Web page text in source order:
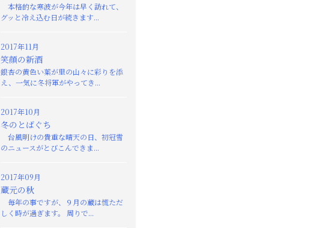
本格的な寒波が今年は早く訪れて、
グッと冷え込む日が続きます...
2017年11月
笑顔の新酒
銀杏の黄色い葉が里の山々に彩りを添
え、一気に冬将軍がやってき...
2017年10月
冬のとばぐち
台風明けの貴重な晴天の日、初冠雪
のニュースがとびこんできま...
2017年09月
蔵元の秋
毎年の事ですが、９月の蔵は慌ただ
しく時が過ぎます。 周りで...